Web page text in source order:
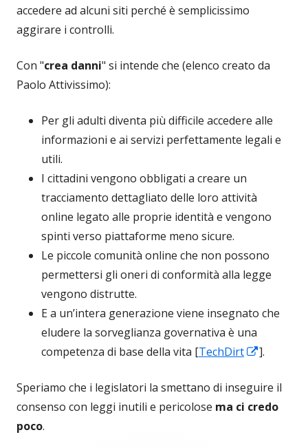
accedere ad alcuni siti perché è semplicissimo
aggirare i controlli.
Con "crea danni" si intende che (elenco creato da
Paolo Attivissimo):
Per gli adulti diventa più difficile accedere alle
informazioni e ai servizi perfettamente legali e
utili.
I cittadini vengono obbligati a creare un
tracciamento dettagliato delle loro attività
online legato alle proprie identità e vengono
spinti verso piattaforme meno sicure.
Le piccole comunità online che non possono
permettersi gli oneri di conformità alla legge
vengono distrutte.
E a un’intera generazione viene insegnato che
eludere la sorveglianza governativa è una
competenza di base della vita [TechDirt
Apre
una
nuova
].
Speriamo che i legislatori la smettano di inseguire il
consenso con leggi inutili e pericolose ma ci credo
poco.